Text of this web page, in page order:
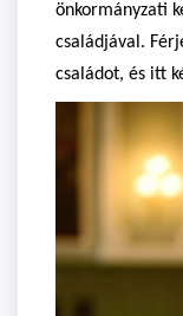
önkormányzati
családjával.
családot, és itt